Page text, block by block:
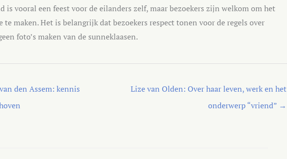
is vooral een feest voor de eilanders zelf, maar bezoekers zijn welkom om het
te maken. Het is belangrijk dat bezoekers respect tonen voor de regels over
foto’s maken van de sunneklaasen.
den Assem: kennis
Lize van Olden: Over haar leven, werk en het
onderwerp “vriend” →